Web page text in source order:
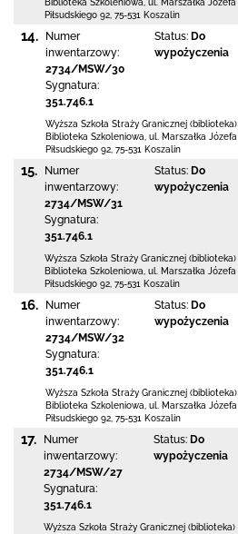
Biblioteka Szkoleniowa, ul. Marszałka Józefa
Piłsudskiego 92 75-531 Koszalin
14.
Numer
inwentarzowy:
2734/MSW/30
Sygnatura:
351.746.1
Status: Do
wypożyczenia
Wyższa Szkoła Straży Granicznej (biblioteka)
Biblioteka Szkoleniowa, ul. Marszałka Józefa
Piłsudskiego 92 75-531 Koszalin
15.
Numer
inwentarzowy:
2734/MSW/31
Sygnatura:
351.746.1
Status: Do
wypożyczenia
Wyższa Szkoła Straży Granicznej (biblioteka)
Biblioteka Szkoleniowa, ul. Marszałka Józefa
Piłsudskiego 92 75-531 Koszalin
16.
Numer
inwentarzowy:
2734/MSW/32
Sygnatura:
351.746.1
Status: Do
wypożyczenia
Wyższa Szkoła Straży Granicznej (biblioteka)
Biblioteka Szkoleniowa, ul. Marszałka Józefa
Piłsudskiego 92 75-531 Koszalin
17.
Numer
inwentarzowy:
2734/MSW/27
Sygnatura:
351.746.1
Status: Do
wypożyczenia
Wyższa Szkoła Straży Granicznej (biblioteka)